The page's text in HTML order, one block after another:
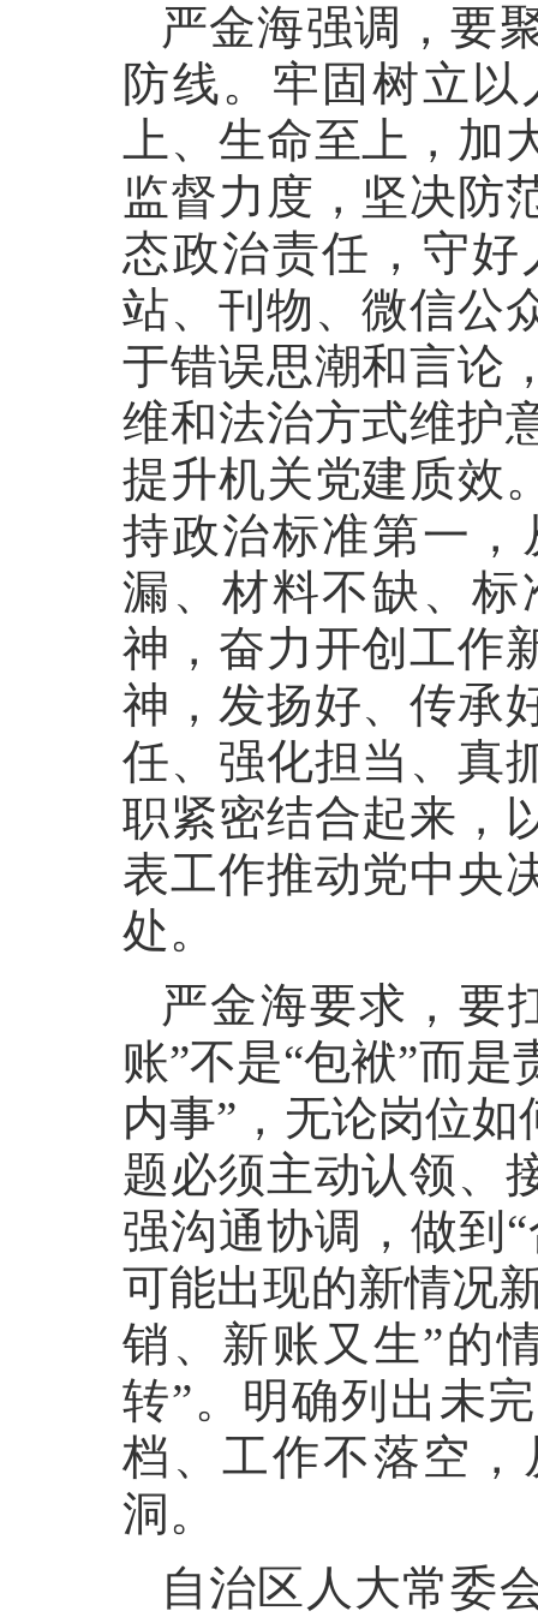
严金海强调，要
防线。牢固树立
上、生命至上，
监督力度，坚决防
态政治责任，守
站、刊物、微信公
于错误思潮和言论
维和法治方式维护
提升机关党建质效
持政治标准第一
漏、材料不缺、
神，奋力开创工作
神，发扬好、传承
任、强化担当、真
职紧密结合起来，
表工作推动党中央
处。
严金海要求，要
账”不是“包袱”而是
内事”，无论岗位
题必须主动认领、
强沟通协调，做到
可能出现的新情况
销、新账又生”的
转”。明确列出未
档、工作不落空
洞。
自治区人大常委